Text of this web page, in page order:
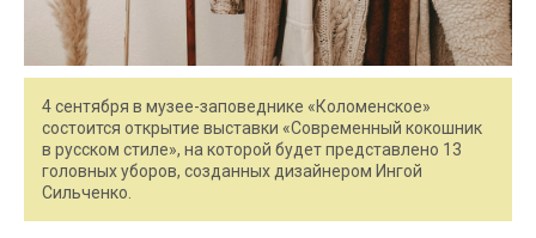
4 сентября в музее-заповеднике «Коломенское»
состоится открытие выставки «Современный кокошник
в русском стиле», на которой будет представлено 13
головных уборов, созданных дизайнером Ингой
Сильченко.